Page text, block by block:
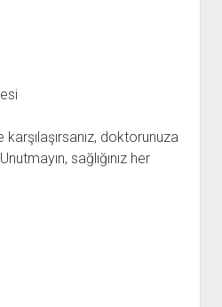
doktorunuza
sağlığınız her